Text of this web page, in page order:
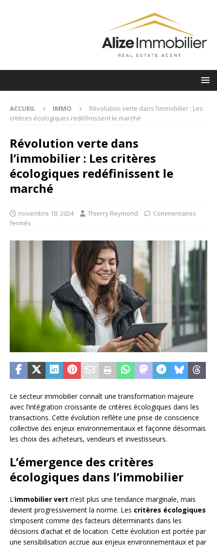
ACCUEIL IMMO
Révolution verte dans l’immobilier : Les
critères écologiques redéfinissent le marché
Révolution verte dans
l’immobilier : Les critères
écologiques redéfinissent le
marché
novembre 18, 2024 Thierry Reymond
Commentaires
fermés
Le secteur immobilier connaît une transformation majeure
avec l’intégration croissante de critères écologiques dans les
transactions. Cette évolution reflète une prise de conscience
collective des enjeux environnementaux et façonne désormais
les choix des acheteurs, vendeurs et investisseurs.
L’émergence des critères
écologiques dans l’immobilier
L’immobilier vert n’est plus une tendance marginale, mais
devient progressivement la norme. Les critères écologiques
s’imposent comme des facteurs déterminants dans les
décisions d’achat et de location. Cette évolution est portée par
une sensibilisation accrue aux enjeux environnementaux et par